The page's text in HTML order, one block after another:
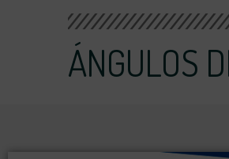
ÁNGULOS